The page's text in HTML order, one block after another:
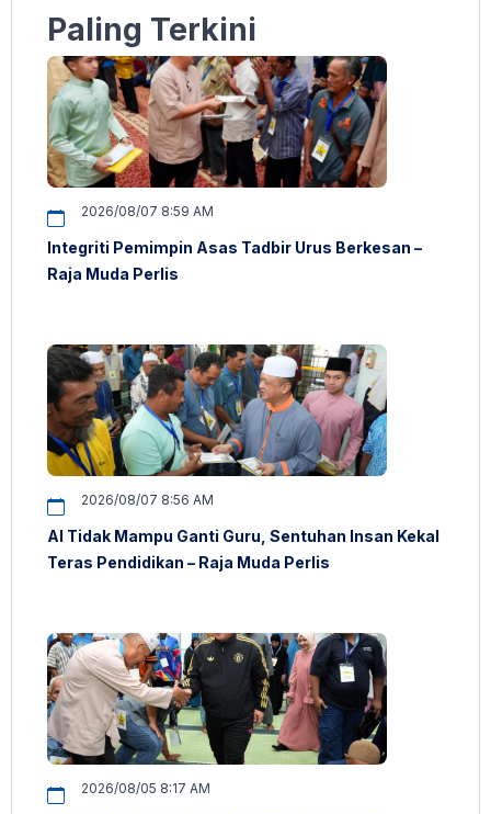
Paling Terkini
2026/08/07 8:59 AM
Integriti Pemimpin Asas Tadbir Urus Berkesan –
Raja Muda Perlis
2026/08/07 8:56 AM
AI Tidak Mampu Ganti Guru, Sentuhan Insan Kekal
Teras Pendidikan – Raja Muda Perlis
2026/08/05 8:17 AM